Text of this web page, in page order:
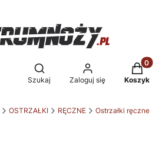
Otwórz wyszukiwarkę
Szukaj Zaloguj się Koszyk
OSTRZAŁKI RĘCZNE Ostrzałki ręczne